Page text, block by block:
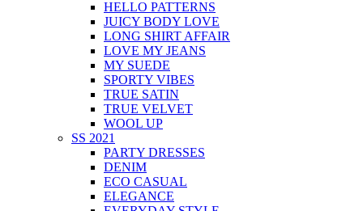
HELLO PATTERNS
JUICY BODY LOVE
LONG SHIRT AFFAIR
LOVE MY JEANS
MY SUEDE
SPORTY VIBES
TRUE SATIN
TRUE VELVET
WOOL UP
SS 2021
PARTY DRESSES
DENIM
ECO CASUAL
ELEGANCE